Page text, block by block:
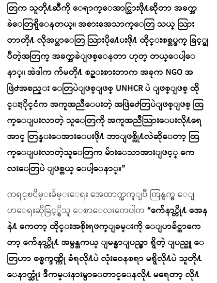
တြက သူတို႔ဆီကို ေရာက္ေအာင္သြားဖို႔ဆိုတာ အခက္အ
ခဲေတြရွိေနတယ္။ အစားအေသာက္ေတြ သယ္ သြား
တာတို႔ လိုအပ္တာေတြ သြားပို႔ေပးဖို႔ ထိုင္းစစ္တပ္ဖက္ ခြင့္မျ
ပဳတဲ့အတြက္ အခက္အခဲျဖစ္ေနတာ ဟုတ္ တယ္ေပါ့ေ
နာ္။ အဲဒါက က်မတို႔ စဥ္းစားတာက အခုက NGO အ
ဖြဲ႕အစည္း ေတြပဲျဖစ္ျဖစ္ UNHCR ပဲ ျဖစ္ျဖစ္ ထို
င္းႏိုင္ငံက အကူအညီေပးတဲ့ အဖြဲ႕ေတြပဲျဖစ္ျဖစ္ ထြ
က္ေျပးလာတဲ့ သူေတြကို အကူအညီသြားေပးလို႔ရေ
အာင္ တြန္းေအားေပးဖို႔ ဘာျဖစ္လို႔လဲဆိုေတာ့ ထြ
က္ေျပးလာတဲ့သူေတြက မ်ားေသာအားျဖင့္ ကေ
လးေတြပဲ ျဖစ္တယ္ ေပါ့ေနာ္။”
ကရင္ၿငိမ္းခ်မ္းေရး အေထာက္အကူျပဳ ကြန္ရက္မွ ေျ
ပာေရးဆိုခြင့္ရွိသူ ေစာေလးကေပါက “က်ေနာ္တို႔ အေန
နဲ႔ ကေတာ့ ထိုင္းအစိုးရဖက္ျခမ္းကို ေျပာခ်င္တာကေ
တာ့ က်ေနာ္တို႔ အမွန္တကယ္ ျမန္မာျပည္မွာ ရွိတဲ့ ျပည္သူ ေ
တြဟာ စစ္မက္ဒဏ္ကို ခံရလို႔ပဲ လုံးဝေနစရာ မရွိလို႔ပဲ သူတို႔
ေနာက္ဆုံး ဒီကမ္းနားမွာေတာင္ေနလို႔ မရေတာ့ လို႔